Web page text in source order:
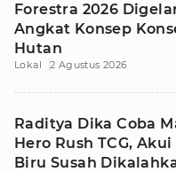
Forestra 2026
Angkat Konsep
Hutan
Lokal 2 Agustus 2026
Raditya Dika Coba
Hero Rush TCG,
Biru Susah